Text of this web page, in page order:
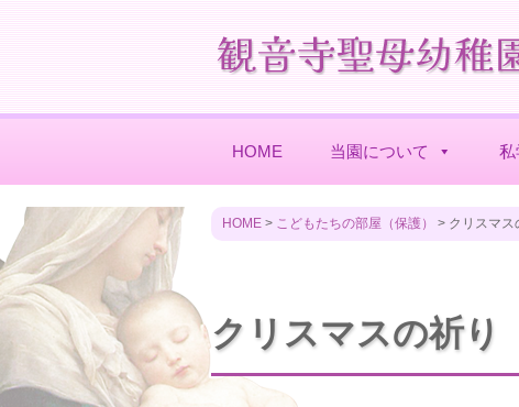
HOME 当園について 私
HOME > こどもたちの部屋（保護） > クリスマス
クリスマスの祈り